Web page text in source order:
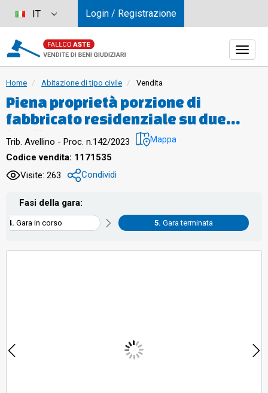
Home Abitazione di tipo civile Vendita
Piena proprietà porzione di
fabbricato residenziale su due
livelli (piano terra e piano primo)
sito in Grottolella alla via Umberto I
nr. 225, composto da due piani fuori
terra destinati a civili abitazioni,
circondato da una corte di
pertinenza confinante sul lato sud
con la strada pubblica. L’area
urbana costituisce porzione di
Catasto al Foglio 5, con la Parti
Trib. Avellino - Proc. n.142/2023 Mappa
Codice vendita: 1171535
Visite: 263
Condividi
Fasi della gara:
Gara in corso Gara terminata
IT Login / Registrazione